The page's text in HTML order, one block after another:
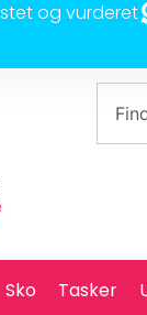
og vurderet
Sko Tasker